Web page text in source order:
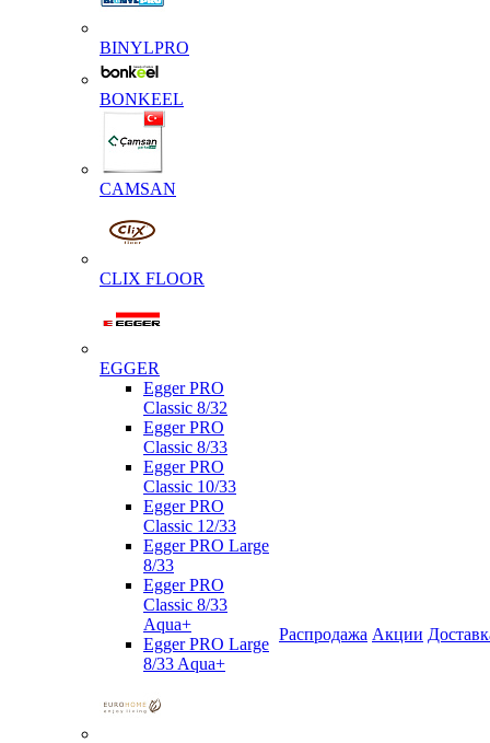
BINYLPRO
BONKEEL
CAMSAN
CLIX FLOOR
EGGER
Egger PRO
Classic 8/32
Egger PRO
Classic 8/33
Egger PRO
Classic 10/33
Egger PRO
Classic 12/33
Egger PRO Large
8/33
Egger PRO
Classic 8/33
Aqua+
Egger PRO Large
8/33 Aqua+
Распродажа Акции